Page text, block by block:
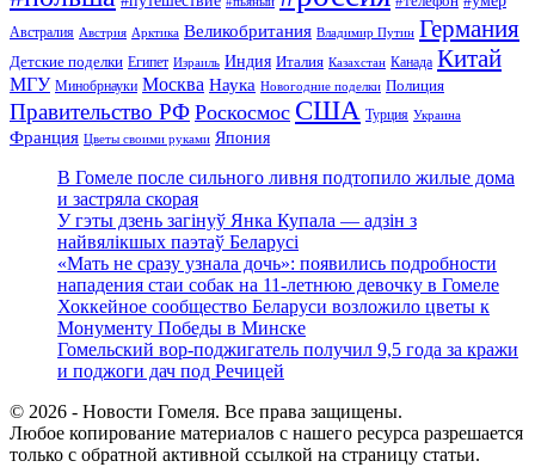
Австралия Австрия Арктика Великобритания Владимир Путин Германия
Детские поделки Египет Израиль Индия Италия Казахстан Канада Китай
МГУ Минобрнауки Москва Наука Новогодние поделки Полиция
Правительство РФ Роскосмос США Турция Украина
Франция Цветы своими руками Япония
В Гомеле после сильного ливня подтопило жилые дома
и застряла скорая
У гэты дзень загінуў Янка Купала — адзін з
найвялікшых паэтаў Беларусі
«Мать не сразу узнала дочь»: появились подробности
нападения стаи собак на 11-летнюю девочку в Гомеле
Хоккейное сообщество Беларуси возложило цветы к
Монументу Победы в Минске
Гомельский вор-поджигатель получил 9,5 года за кражи
и поджоги дач под Речицей
© 2026 - Новости Гомеля. Все права защищены.
Любое копирование материалов с нашего ресурса разрешается
только с обратной активной ссылкой на страницу статьи.